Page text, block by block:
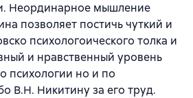
Неординарное мышление
позволяет постичь чуткий и
психологоического толка и
и нравственный уровень
психологии но и по
В.Н. Никитину за его труд.